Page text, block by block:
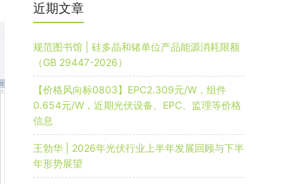
近期文章
规范图书馆 | 硅多晶和锗单位产品能源消耗限额
（GB 29447-2026）
【价格风向标0803】EPC2.309元/W，组件
0.654元/W，近期光伏设备、EPC、监理等价格
信息
王勃华 | 2026年光伏行业上半年发展回顾与下半
年形势展望